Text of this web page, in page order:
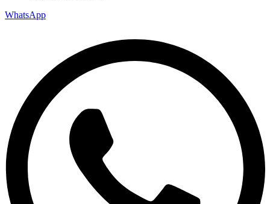
WhatsApp